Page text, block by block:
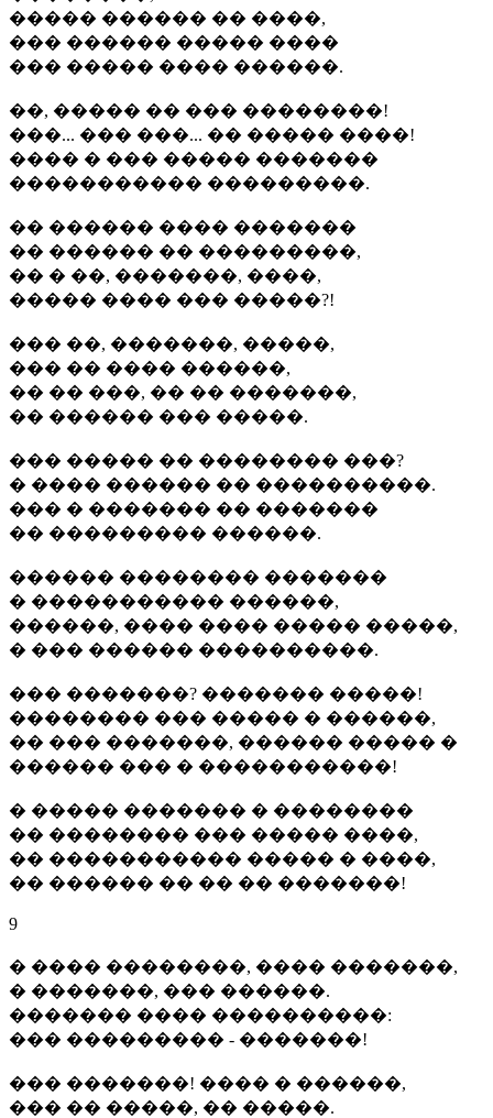
����� ������ �� ����,
��� ������ ����� ����
��� ����� ���� ������.
��, ����� �� ��� ��������!
���... ��� ���... �� ����� ����!
���� � ��� ����� �������
����������� ���������.
�� ������ ���� �������
�� ������ �� ���������,
�� � ��, �������, ����,
����� ���� ��� �����?!
��� ��, �������, �����,
��� �� ���� ������,
�� �� ���, �� �� �������,
�� ������ ��� �����.
��� ����� �� �������� ���?
� ���� ������ �� ����������.
��� � ������� �� �������
�� ��������� ������.
������ �������� �������
� ����������� ������,
������, ���� ���� ����� �����,
� ��� ������ ����������.
��� �������? ������� �����!
�������� ��� ����� � ������,
�� ��� �������, ������ ����� �
������ ��� � �����������!
� ����� ������� � ��������
�� �������� ��� ����� ����,
�� ����������� ����� � ����,
�� ������ �� �� �� �������!
9
� ���� ��������, ���� �������,
� �������, ��� ������.
������� ���� ����������:
��� ��������� - �������!
��� �������! ���� � ������,
��� �� �����, �� �����.